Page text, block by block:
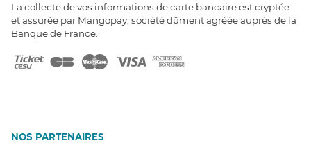
La collecte de vos informations de carte bancaire est cryptée
et assurée par Mangopay, société dûment agréée auprès de la
Banque de France.
NOS PARTENAIRES